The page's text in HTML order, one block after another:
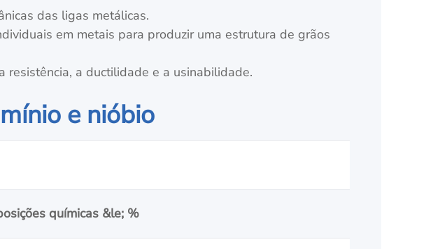
das ligas metálicas.
em metais para produzir uma estrutura de grãos
resistência, a ductilidade e a usinabilidade.
e nióbio
químicas &le; %